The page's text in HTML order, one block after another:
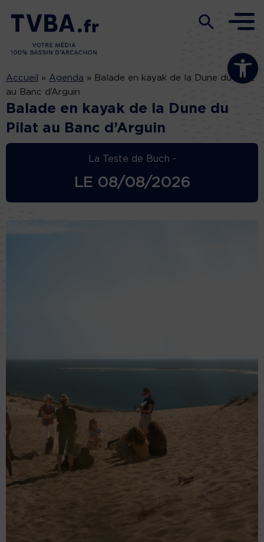
Ouvrir la
Accueil » Agenda » Balade en kayak de la Dune du Pilat
au Banc d’Arguin
Balade en kayak de la Dune du
Pilat au Banc d’Arguin
La Teste de Buch -
LE 08/08/2026